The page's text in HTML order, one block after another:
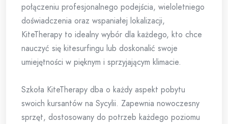
połączeniu profesjonalnego podejścia, wieloletniego
doświadczenia oraz wspaniałej lokalizacji,
KiteTherapy to idealny wybór dla każdego, kto chce
nauczyć się kitesurfingu lub doskonalić swoje
umiejętności w pięknym i sprzyjającym klimacie.
Szkoła KiteTherapy dba o każdy aspekt pobytu
swoich kursantów na Sycylii. Zapewnia nowoczesny
sprzęt, dostosowany do potrzeb każdego poziomu